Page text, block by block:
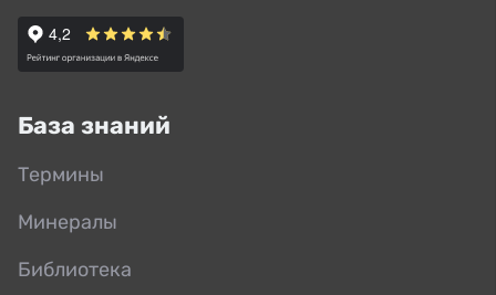
База знаний
Термины
Минералы
Библиотека